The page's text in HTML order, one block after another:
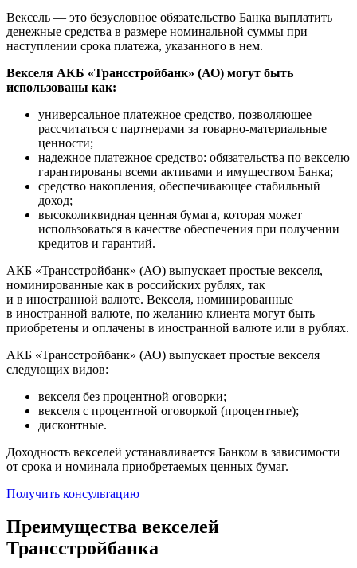
Вексель — это безусловное обязательство Банка выплатить
денежные средства в размере номинальной суммы при
наступлении срока платежа, указанного в нем.
Векселя АКБ «Трансстройбанк» (АО) могут быть
использованы как:
универсальное платежное средство, позволяющее
рассчитаться с партнерами за товарно-материальные
ценности;
надежное платежное средство: обязательства по векселю
гарантированы всеми активами и имуществом Банка;
средство накопления, обеспечивающее стабильный
доход;
высоколиквидная ценная бумага, которая может
использоваться в качестве обеспечения при получении
кредитов и гарантий.
АКБ «Трансстройбанк» (АО) выпускает простые векселя,
номинированные как в российских рублях, так
и в иностранной валюте. Векселя, номинированные
в иностранной валюте, по желанию клиента могут быть
приобретены и оплачены в иностранной валюте или в рублях.
АКБ «Трансстройбанк» (АО) выпускает простые векселя
следующих видов:
векселя без процентной оговорки;
векселя с процентной оговоркой (процентные);
дисконтные.
Доходность векселей устанавливается Банком в зависимости
от срока и номинала приобретаемых ценных бумаг.
Получить консультацию
Преимущества векселей
Трансстройбанка